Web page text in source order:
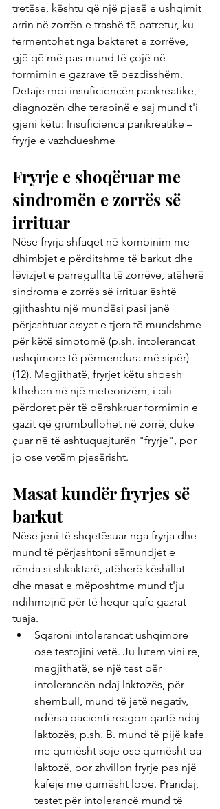
tretëse, kështu që një pjesë e ushqimit
arrin në zorrën e trashë të patretur, ku
fermentohet nga bakteret e zorrëve,
gjë që më pas mund të çojë në
formimin e gazrave të bezdisshëm.
Detaje mbi insuficiencën pankreatike,
diagnozën dhe terapinë e saj mund t'i
gjeni këtu: Insuficienca pankreatike –
fryrje e vazhdueshme
Fryrje e shoqëruar me
sindromën e zorrës së
irrituar
Nëse fryrja shfaqet në kombinim me
dhimbjet e përditshme të barkut dhe
lëvizjet e parregullta të zorrëve, atëherë
sindroma e zorrës së irrituar është
gjithashtu një mundësi pasi janë
përjashtuar arsyet e tjera të mundshme
për këtë simptomë (p.sh. intolerancat
ushqimore të përmendura më sipër)
(12). Megjithatë, fryrjet këtu shpesh
kthehen në një meteorizëm, i cili
përdoret për të përshkruar formimin e
gazit që grumbullohet në zorrë, duke
çuar në të ashtuquajturën "fryrje", por
jo ose vetëm pjesërisht.
Masat kundër fryrjes së
barkut
Nëse jeni të shqetësuar nga fryrja dhe
mund të përjashtoni sëmundjet e
rënda si shkaktarë, atëherë këshillat
dhe masat e mëposhtme mund t'ju
ndihmojnë për të hequr qafe gazrat
tuaja.
Sqaroni intolerancat ushqimore
ose testojini vetë. Ju lutem vini re,
megjithatë, se një test për
intolerancën ndaj laktozës, për
shembull, mund të jetë negativ,
ndërsa pacienti reagon qartë ndaj
laktozës, p.sh. B. mund të pijë kafe
me qumësht soje ose qumësht pa
laktozë, por zhvillon fryrje pas një
kafeje me qumësht lope. Prandaj,
testet për intolerancë mund të